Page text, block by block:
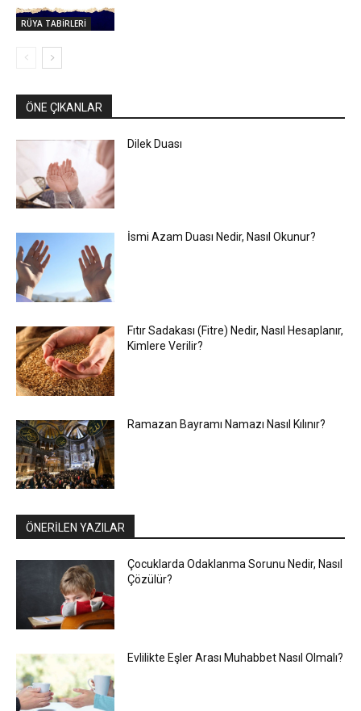
RÜYA TABİRLERİ
ÖNE ÇIKANLAR
Dilek Duası
İsmi Azam Duası Nedir, Nasıl Okunur?
Fıtır Sadakası (Fitre) Nedir, Nasıl Hesaplanır,
Kimlere Verilir?
Ramazan Bayramı Namazı Nasıl Kılınır?
ÖNERİLEN YAZILAR
Çocuklarda Odaklanma Sorunu Nedir, Nasıl
Çözülür?
Evlilikte Eşler Arası Muhabbet Nasıl Olmalı?